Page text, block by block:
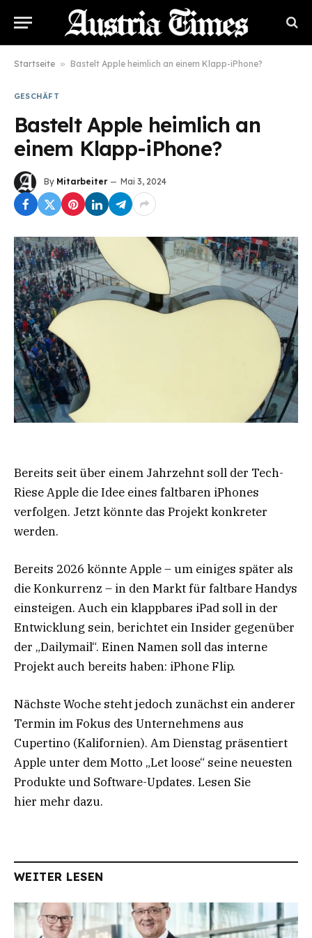
Startseite » Bastelt Apple heimlich an einem Klapp-iPhone?
GESCHÄFT
Bastelt Apple heimlich an
einem Klapp-iPhone?
By Mitarbeiter Mai 3, 2024
Bereits seit über einem Jahrzehnt soll der Tech-
Riese Apple die Idee eines faltbaren iPhones
verfolgen. Jetzt könnte das Projekt konkreter
werden.
Bereits 2026 könnte Apple – um einiges später als
die Konkurrenz – in den Markt für faltbare Handys
einsteigen. Auch ein klappbares iPad soll in der
Entwicklung sein, berichtet ein Insider gegenüber
der „Dailymail“. Einen Namen soll das interne
Projekt auch bereits haben: iPhone Flip.
Nächste Woche steht jedoch zunächst ein anderer
Termin im Fokus des Unternehmens aus
Cupertino (Kalifornien). Am Dienstag präsentiert
Apple unter dem Motto „Let loose“ seine neuesten
Produkte und Software-Updates. Lesen Sie
hier mehr dazu.
WEITER LESEN